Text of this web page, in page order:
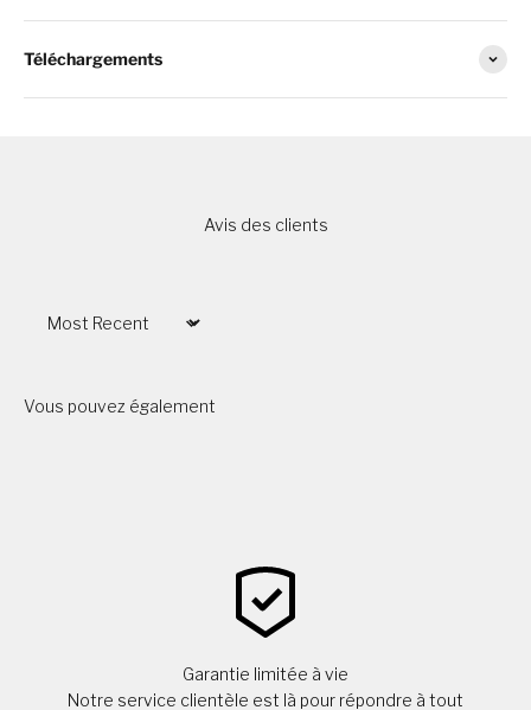
Téléchargements
Avis des clients
Sort by
Vous pouvez également
Garantie limitée à vie
Notre service clientèle est là pour répondre à tout